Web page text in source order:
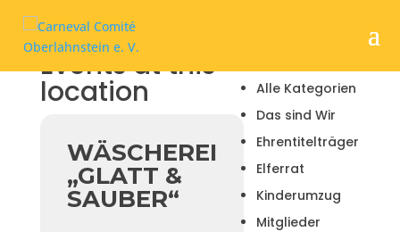
Events at this
location
WÄSCHEREI
„GLATT &
SAUBER“
Alle Kategorien
Das sind Wir
Ehrentitelträger
Elferrat
Kinderumzug
Mitglieder